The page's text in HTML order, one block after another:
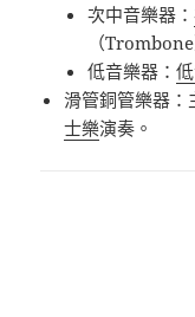
次中音樂器：
（Trombone
低音樂器：
滑管銅管樂器：
士樂演奏。